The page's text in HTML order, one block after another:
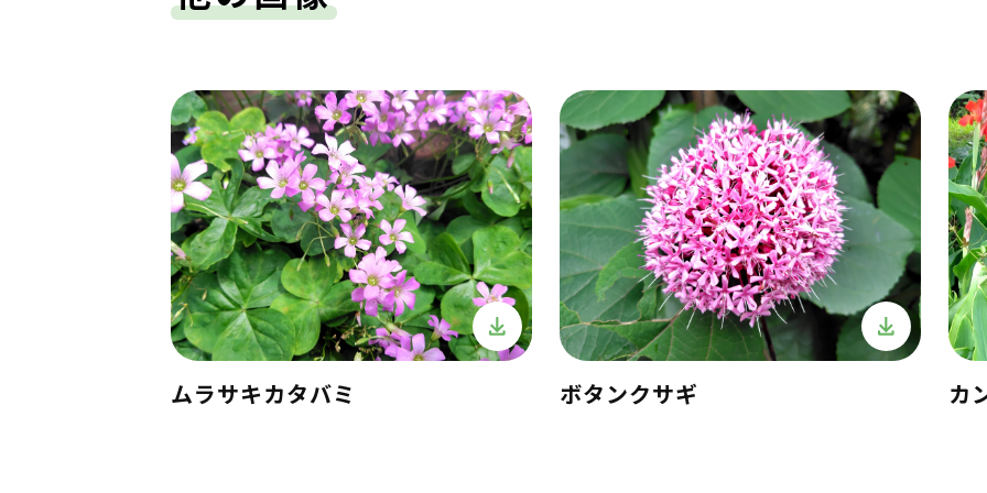
ムラサキカタバミ ボタンクサギ カ